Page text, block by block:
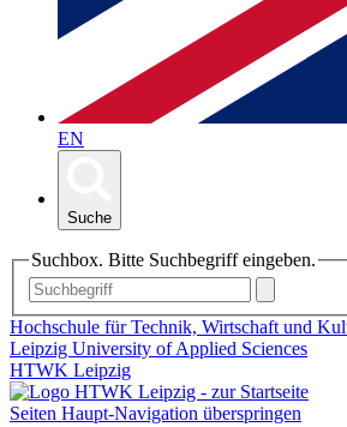
EN
Suche
Suchbox. Bitte Suchbegriff eingeben.
Hochschule für Technik, Wirtschaft und
Leipzig University of Applied Sciences
HTWK Leipzig
Seiten Haupt-Navigation überspringen